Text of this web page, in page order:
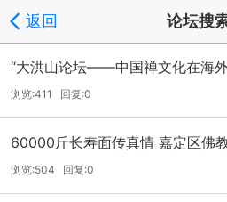
返回 论坛搜
“大洪山论坛——中国禅文化在海
浏览:411 回复:0
60000斤长寿面传真情 嘉定区佛
活动
浏览:504 回复:0